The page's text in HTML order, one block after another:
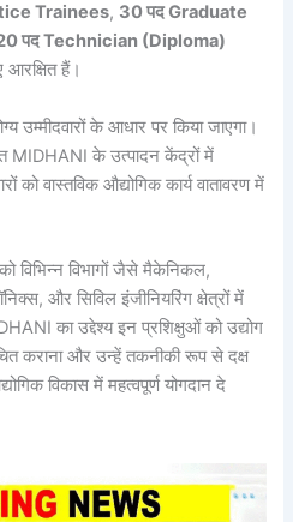
Trainees, 30 पद Graduate
पद Technician (Diploma)
आरक्षित हैं।
उम्मीदवारों के आधार पर किया जाएगा।
MIDHANI के उत्पादन केंद्रों में
को वास्तविक औद्योगिक कार्य वातावरण में
विभिन्न विभागों जैसे मैकेनिकल,
और सिविल इंजीनियरिंग क्षेत्रों में
का उद्देश्य इन प्रशिक्षुओं को उद्योग
कराना और उन्हें तकनीकी रूप से दक्ष
विकास में महत्वपूर्ण योगदान दे